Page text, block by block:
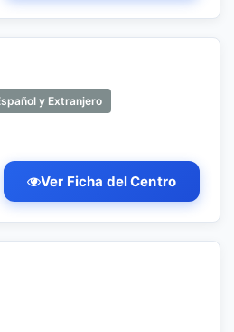
y Extranjero
Ver Ficha del Centro